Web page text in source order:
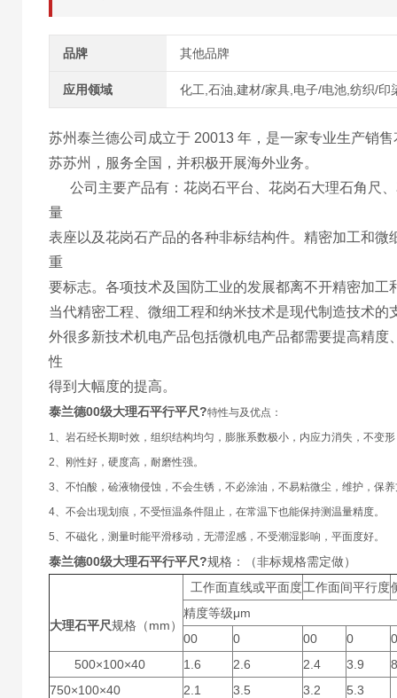
品牌 其他品牌
应用领域 化工,石油,建材/家具,电子/电池,纺织/印
苏州泰兰德公司成立于 20013 年，是一家专业生产销
苏苏州，服务全国，并积极开展海外业务。
公司主要产品有：花岗石平台、花岗石大理石角尺
量
表座以及花岗石产品的各种非标结构件。 精密加工和微
重
要标志。各项技术及国防工业的发展都离不开精密加工
当代精密工程、微细工程和纳米技术是现代制造技术的
外很多新技术机电产品包括微机电产品都需要提高精度
性
得到大幅度的提高。
泰兰德00级大理石平行平尺?特性与及优点：
1、岩石经长期时效，组织结构均匀，膨胀系数极小，内应力消失，不变
2、刚性好，硬度高，耐磨性强。
3、不怕酸，硷液物侵蚀，不会生锈，不必涂油，不易粘微尘，维护，保
4、不会出现划痕，不受恒温条件阻止，在常温下也能保持测温量精度。
5、不磁化，测量时能平滑移动，无滞涩感，不受潮湿影响，平面度好。
泰兰德00级大理石平行平尺?规格：（非标规格需定做）
大理石平尺规格（mm）
工作面直线或平面度工作面间平行度
精度等级μm
00
0 00 0
500×100×40
1.6 2.6 2.4 3.9
8
750×100×40
2.1 3.5 3.2
5.3